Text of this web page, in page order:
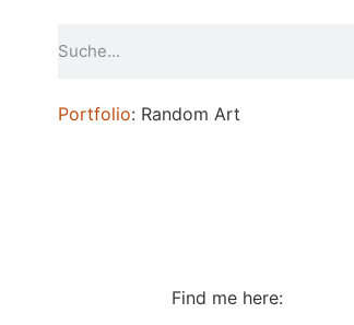
Portfolio: Random Art
Find me here: